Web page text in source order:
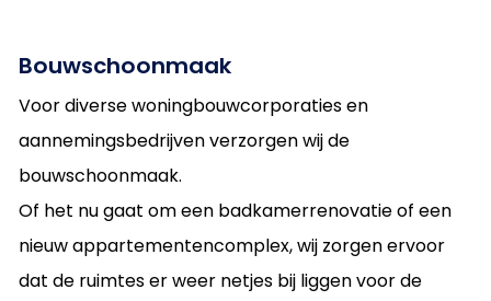
Bouwschoonmaak
Voor diverse woningbouwcorporaties en
aannemingsbedrijven verzorgen wij de
bouwschoonmaak.
Of het nu gaat om een badkamerrenovatie of een
nieuw appartementencomplex, wij zorgen ervoor
dat de ruimtes er weer netjes bij liggen voor de